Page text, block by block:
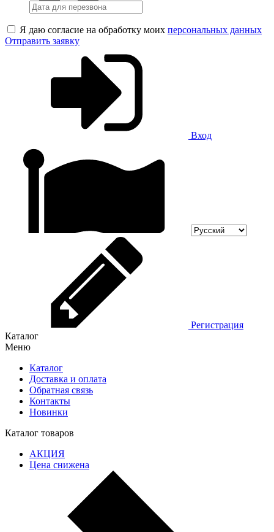
Я даю согласие на обработку моих персональных данных
Отправить заявку
Вход
Регистрация
Каталог
Меню
Каталог
Доставка и оплата
Обратная связь
Контакты
Новинки
Каталог товаров
АКЦИЯ
Цена снижена